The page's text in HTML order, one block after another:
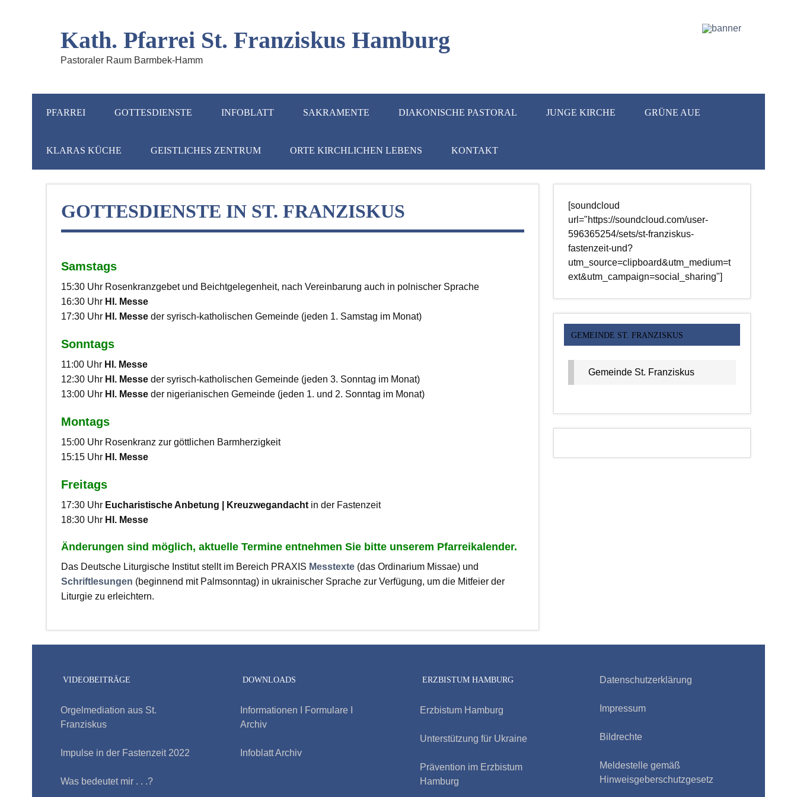
Kath. Pfarrei St. Franziskus Hamburg
Pastoraler Raum Barmbek-Hamm
PFARREI GOTTESDIENSTE INFOBLATT SAKRAMENTE DIAKONISCHE PASTORAL JUNGE KIRCHE GRÜNE AUE
KLARAS KÜCHE GEISTLICHES ZENTRUM ORTE KIRCHLICHEN LEBENS KONTAKT
GOTTESDIENSTE IN ST. FRANZISKUS
Samstags
15:30 Uhr Rosenkranzgebet und Beichtgelegenheit, nach Vereinbarung auch in polnischer Sprache
16:30 Uhr Hl. Messe
17:30 UhrHl. Messe der syrisch-katholischen Gemeinde (jeden 1. Samstag im Monat)
Sonntags
11:00 Uhr Hl. Messe
12:30 UhrHl. Messe der syrisch-katholischen Gemeinde (jeden 3. Sonntag im Monat)
13:00 Uhr Hl. Messeder nigerianischen Gemeinde (jeden 1. und 2. Sonntag im Monat)
Montags
15:00 Uhr Rosenkranz zur göttlichen Barmherzigkeit
15:15 Uhr Hl. Messe
Freitags
17:30 Uhr Eucharistische Anbetung | Kreuzwegandacht in der Fastenzeit
18:30 Uhr Hl. Messe
Änderungen sind möglich, aktuelle Termine entnehmen Sie bitte unserem Pfarreikalender.
Das Deutsche Liturgische Institut stellt im Bereich PRAXIS Messtexte (das Ordinarium Missae) und
Schriftlesungen (beginnend mit Palmsonntag) in ukrainischer Sprache zur Verfügung, um die Mitfeier der
Liturgie zu erleichtern.
[soundcloud
url="https://soundcloud.com/user-
596365254/sets/st-franziskus-
fastenzeit-und?
utm_source=clipboard&utm_medium=t
ext&utm_campaign=social_sharing"]
GEMEINDE ST. FRANZISKUS
Gemeinde St. Franziskus
VIDEOBEITRÄGE
Orgelmediation aus St.
Franziskus
Impulse in der Fastenzeit 2022
Was bedeutet mir . . .?
DOWNLOADS
Informationen I Formulare I
Archiv
Infoblatt Archiv
ERZBISTUM HAMBURG
Erzbistum Hamburg
Unterstützung für Ukraine
Prävention im Erzbistum
Hamburg
Datenschutzerklärung
Impressum
Bildrechte
Meldestelle gemäß
Hinweisgeberschutzgesetz